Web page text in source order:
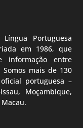
Portuguesa
em 1986, que
informação entre
mais de 130
portuguesa –
Moçambique,